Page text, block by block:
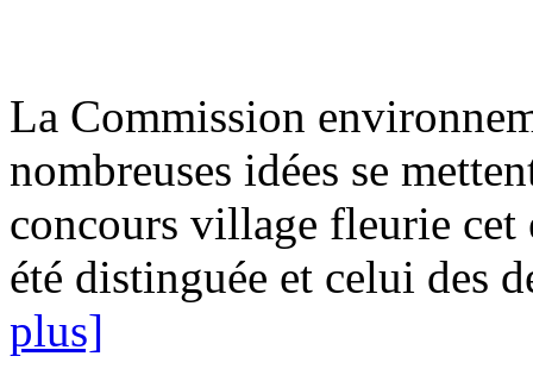
La Commission
nombreuses idées se
concours village fleurie cet
été distinguée et celui des
plus]